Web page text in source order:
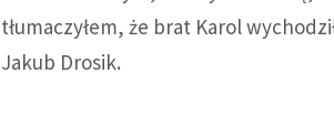
tłumaczyłem, że brat Karol
Jakub Drosik.